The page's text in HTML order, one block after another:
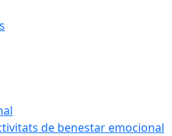
de benestar emocional